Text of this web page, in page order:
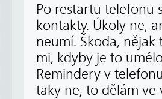
Po restartu telefonu
kontakty. Úkoly ne,
neumí. Škoda,
mi, kdyby je to
Remindery v
taky ne, to dělám ve